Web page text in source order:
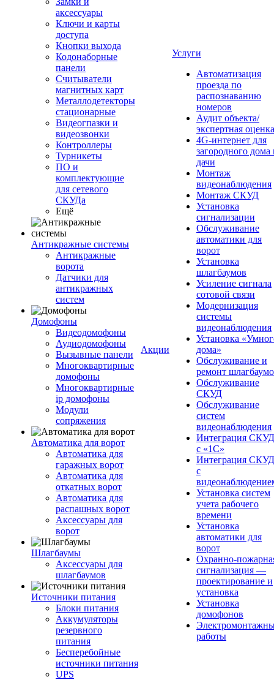
аксессуары
Ключи и карты
доступа
Кнопки выхода
Кодонаборные
панели
Считыватели
магнитных карт
Металлодетекторы
стационарные
Видеогпазки и
видеозвонки
Контроллеры
Турникеты
ПО и
комплектующие
для сетевого
СКУДа
Ещё
Антикражные системы
Антикражные
ворота
Датчики для
антикражных
систем
Домофоны
Видеодомофоны
Аудиодомофоны
Вызывные панели
Многоквартирные
домофоны
Многоквартирные
ip домофоны
Модули
сопряжения
Автоматика для ворот
Автоматика для
гаражных ворот
Автоматика для
откатных ворот
Автоматика для
распашных ворот
Аксессуары для
ворот
Шлагбаумы
Аксессуары для
шлагбаумов
Источники питания
Блоки питания
Аккумуляторы
резервного
питания
Бесперебойные
источники питания
UPS
Акции
Услуги
Автоматизация
проезда по
распознаванию
номеров
Аудит объекта/
экспертная оценка
4G-интернет для
загородного дома
дачи
Монтаж
видеонаблюдения
Монтаж СКУД
Установка
сигнализации
Обслуживание
автоматики для
ворот
Установка
шлагбаумов
Усиление сигнала
сотовой связи
Модернизация
системы
видеонаблюдения
Установка
дома»
Обслуживание и
ремонт
Обслуживание
СКУД
Обслуживание
систем
видеонаблюдения
Интеграция СКУД
с «1С»
Интеграция СКУД
с
Установка систем
учета рабочего
времени
Установка
автоматики для
ворот
Охранно-
сигнализация —
проектирование и
установка
Установка
домофонов
работы